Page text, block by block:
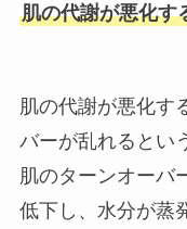
肌の代謝が悪化す
肌の代謝が悪化す
バーが乱れるとい
肌のターンオーバ
低下し、水分が蒸